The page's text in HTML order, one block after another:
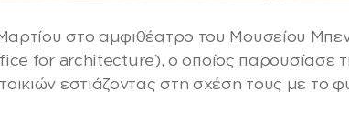
στο αμφιθέατρο του Μουσείου
for architecture), ο οποίος παρουσίασε
εστιάζοντας στη σχέση τους με το